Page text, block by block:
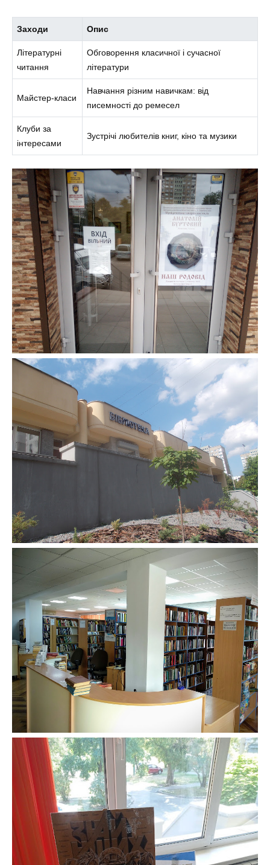
Заходи Опис
Літературні
читання
Обговорення класичної і сучасної
літератури
Майстер-класи
Навчання різним навичкам: від
писемності до ремесел
Клуби за
інтересами
Зустрічі любителів книг, кіно та музики